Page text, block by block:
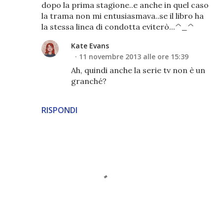
dopo la prima stagione..e anche in quel caso
la trama non mi entusiasmava..se il libro ha
la stessa linea di condotta eviterò...^_^
RISPONDI
Kate Evans
11 novembre 2013 alle ore 15:39
Ah, quindi anche la serie tv non è un
granché?